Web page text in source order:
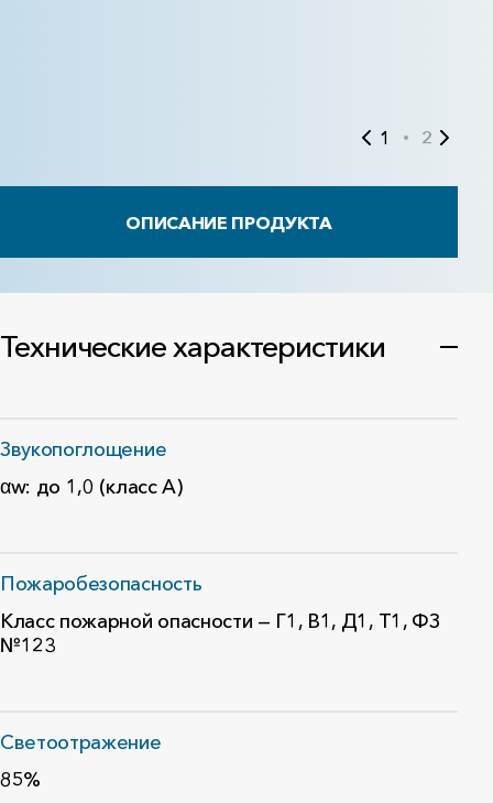
ОПИСАНИЕ ПРОДУКТА
1 2
Технические характеристики
Звукопоглощение
αw: до 1,0 (класс A)
Пожаробезопасность
Класс пожарной опасности — Г1, В1, Д1, Т1, ФЗ
№123
Светоотражение
85%